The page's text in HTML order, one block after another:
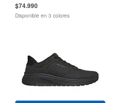
$74.990
Disponible en 3 colores